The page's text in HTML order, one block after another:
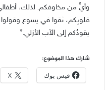
وأيٍّ من مخاوفكم. لذلك،
قلوبِكم، ثقوا في يسوع وقولوا
يقودُكم إلى الآب الأزلي.”
شارك هذا الموضوع:
فيس بوك X